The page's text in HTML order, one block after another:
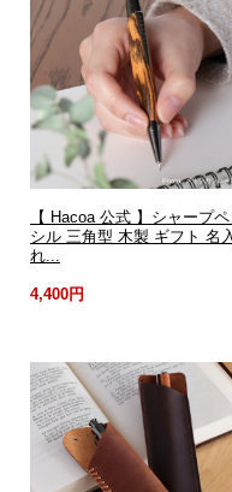
【 Hacoa 公式 】シャープペ
シル 三角型 木製 ギフト 名入
れ...
4,400円